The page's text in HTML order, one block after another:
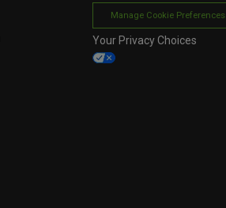
Manage Cookie Preferences
Your Privacy Choices